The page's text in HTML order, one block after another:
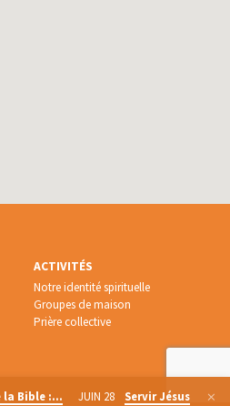
ACTIVITÉS
Notre identité spirituelle
Groupes de maison
Prière collective
la Bible :… JUIN 28 Servir Jésus